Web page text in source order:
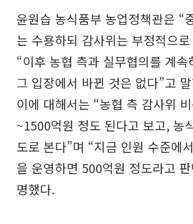
윤원습 농식품부 농업정책관은 “
는 수용하되 감사위는 부정적으
“이후 농협 측과 실무협의를 계속
그 입장에서 바뀐 것은 없다”고
이에 대해서는 “농협 측 감사위
~1500억원 정도 된다고 보고, 농
도로 본다”며 “지금 인원 수준에
을 운영하면 500억원 정도라고
명했다.